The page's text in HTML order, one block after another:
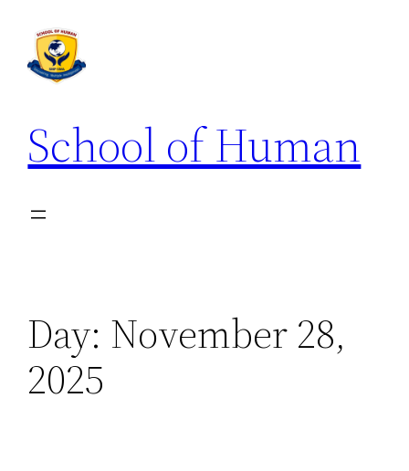
School of Human
Day: November 28,
2025